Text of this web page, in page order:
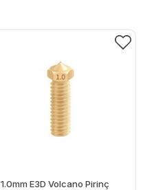
1.0mm E3D Volcano Pirinç